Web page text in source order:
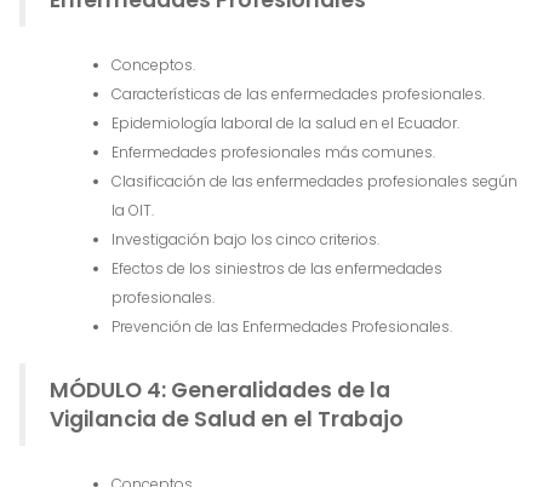
Conceptos.
Características de las enfermedades profesionales.
Epidemiología laboral de la salud en el Ecuador.
Enfermedades profesionales más comunes.
Clasificación de las enfermedades profesionales según
la OIT.
Investigación bajo los cinco criterios.
Efectos de los siniestros de las enfermedades
profesionales.
Prevención de las Enfermedades Profesionales.
MÓDULO 4: Generalidades de la
Vigilancia de Salud en el Trabajo